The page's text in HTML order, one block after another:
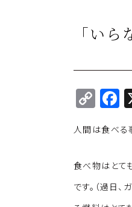
「いら
C
o
p
y
Li
n
F
c
e
b
o
人間は食べる
食べ物はとて
です。（過日